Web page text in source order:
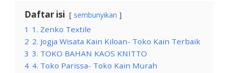
Daftar isi sembunyikan
1 1. Zenko Textile
2 2. Jogja Wisata Kain Kiloan- Toko Kain Terbaik
3 3. TOKO BAHAN KAOS KNITTO
4 4. Toko Parissa- Toko Kain Murah